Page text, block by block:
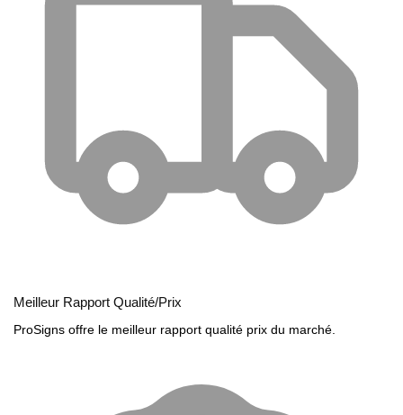
Meilleur Rapport Qualité/Prix
ProSigns offre le meilleur rapport qualité prix du marché.